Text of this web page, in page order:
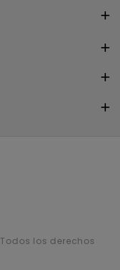




Todos los derechos